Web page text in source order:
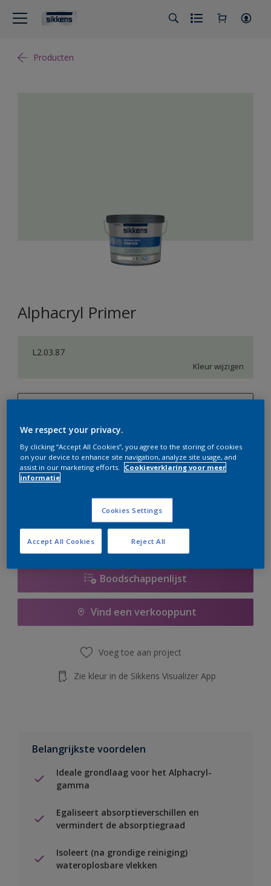
Producten
Alphacryl Primer
L2.03.87
Kleur wijzigen
1 L
2,5 L
5 L
Bereken
Op dit moment is het niet mogelijk dit product online
te bestellen. Bezoek je dichtstbijzijnde winkel of klik op
Boodschappenlijst
Vind een verkooppunt
Voeg toe aan project
Zie kleur in de Sikkens Visualizer App
Belangrijkste voordelen
Ideale grondlaag voor het Alphacryl-
gamma
Egaliseert absorptieverschillen en
vermindert de absorptiegraad
Isoleert (na grondige reiniging)
wateroplosbare vlekken
We respect your privacy.
By clicking “Accept All Cookies”, you agree to the storing of cookies
on your device to enhance site navigation, analyze site usage, and
assist in our marketing efforts.
Cookieverklaring voor meer
informatie
Cookies Settings
Reject All
Accept All Cookies